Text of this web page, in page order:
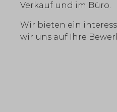
Verkauf und im Büro.
Wir bieten ein
wir uns auf Ihre